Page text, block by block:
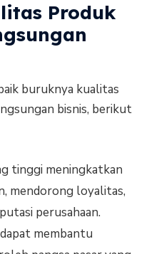
Produk
buruknya kualitas
bisnis, berikut
tinggi meningkatkan
mendorong loyalitas,
perusahaan.
membantu